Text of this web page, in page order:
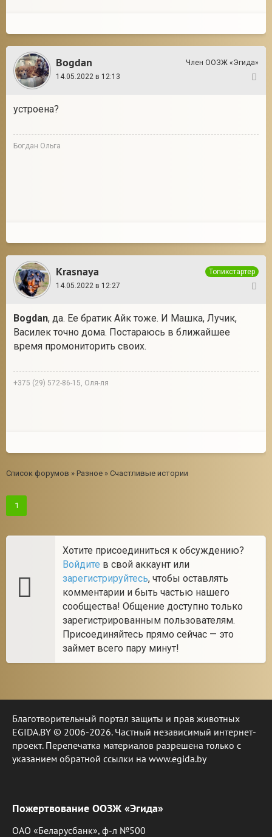
Bogdan
Член ООЗЖ «Эгида»
14.05.2022 в 12:13
устроена?
Богдан Ольга
Krasnaya
Топикстартер
14.05.2022 в 12:27
Bogdan, да. Ее братик Айк тоже. И Машка, Лучик,
Василек точно дома. Постараюсь в ближайшее
время промониторить своих.
+375 (29) 572-86-15, Оля-ля
Список форумов » Разное » Счастливые истории
1
Хотите присоединиться к обсуждению?
Войдите в свой аккаунт или
зарегистрируйтесь, чтобы оставлять
комментарии и быть частью нашего
сообщества! Общение доступно только
зарегистрированным пользователям.
Присоединяйтесь прямо сейчас — это
займет всего пару минут!
Благотворительный портал защиты и прав животных
EGIDA.BY © 2006-2026. Частный независимый интернет-
проект. Перепечатка материалов разрешена только с
указанием обратной ссылки на www.egida.by
Пожертвование ООЗЖ «Эгида»
ОАО «Беларусбанк», ф-л №500